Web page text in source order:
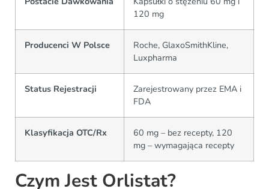
120 mg
Producenci W Polsce
Roche, GlaxoSmithKline,
Luxpharma
Status Rejestracji
Zarejestrowany przez EMA i
FDA
Klasyfikacja OTC/Rx
60 mg – bez recepty, 120
mg – wymagająca recepty
Czym Jest Orlistat?